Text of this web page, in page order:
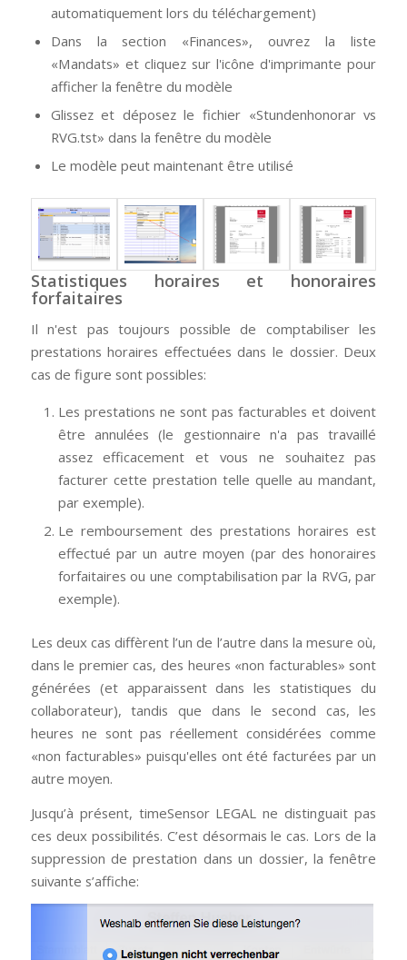
automatiquement lors du téléchargement)
Dans la section «Finances», ouvrez la liste
«Mandats» et cliquez sur l'icône d'imprimante pour
afficher la fenêtre du modèle
Glissez et déposez le fichier «Stundenhonorar vs
RVG.tst» dans la fenêtre du modèle
Le modèle peut maintenant être utilisé
Statistiques horaires et honoraires
forfaitaires
Il n'est pas toujours possible de comptabiliser les
prestations horaires effectuées dans le dossier. Deux
cas de figure sont possibles:
Les prestations ne sont pas facturables et doivent
être annulées (le gestionnaire n'a pas travaillé
assez efficacement et vous ne souhaitez pas
facturer cette prestation telle quelle au mandant,
par exemple).
Le remboursement des prestations horaires est
effectué par un autre moyen (par des honoraires
forfaitaires ou une comptabilisation par la RVG, par
exemple).
Les deux cas diffèrent l’un de l’autre dans la mesure où,
dans le premier cas, des heures «non facturables» sont
générées (et apparaissent dans les statistiques du
collaborateur), tandis que dans le second cas, les
heures ne sont pas réellement considérées comme
«non facturables» puisqu'elles ont été facturées par un
autre moyen.
Jusqu’à présent, timeSensor LEGAL ne distinguait pas
ces deux possibilités. C’est désormais le cas. Lors de la
suppression de prestation dans un dossier, la fenêtre
suivante s’affiche: